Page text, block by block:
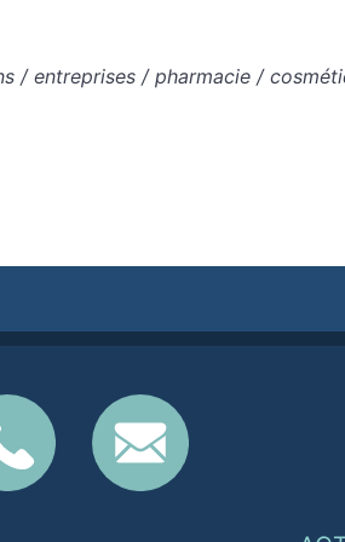
/ entreprises / pharmacie /